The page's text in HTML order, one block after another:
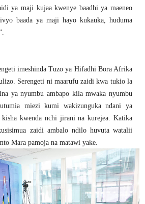
ya maji kujaa kwenye baadhi ya maeneo
baada ya maji hayo kukauka, huduma
imeshinda Tuzo ya Hifadhi Bora Afrika
Serengeti ni maarufu zaidi kwa tukio la
ya nyumbu ambapo kila mwaka nyumbu
miezi kumi wakizunguka ndani ya
kwenda nchi jirani na kurejea. Katika
zaidi ambalo ndilo huvuta watalii
Mara pamoja na matawi yake.